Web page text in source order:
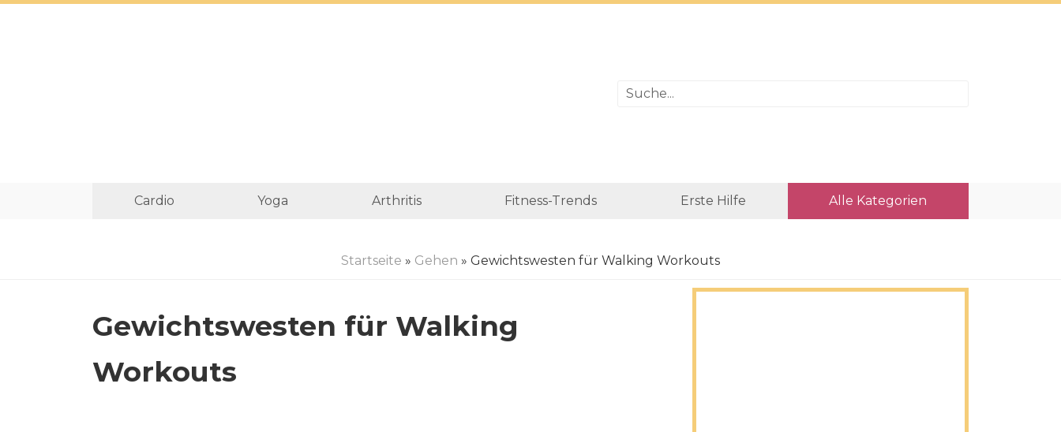
Cardio Yoga Arthritis Fitness-Trends Erste Hilfe Alle Kategorien
Startseite » Gehen » Gewichtswesten für Walking Workouts
Gewichtswesten für Walking
Workouts